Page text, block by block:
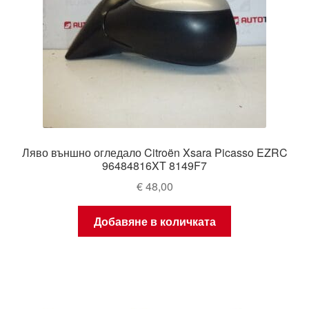
Ляво външно огледало Citroën Xsara Picasso EZRC
96484816XT 8149F7
€48,00
Добавяне в количката